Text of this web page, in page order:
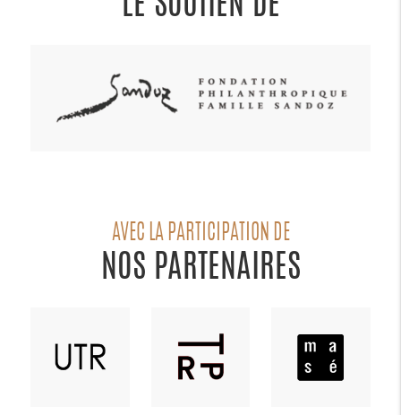
AVEC LA PARTICIPATION DE
NOS PARTENAIRES